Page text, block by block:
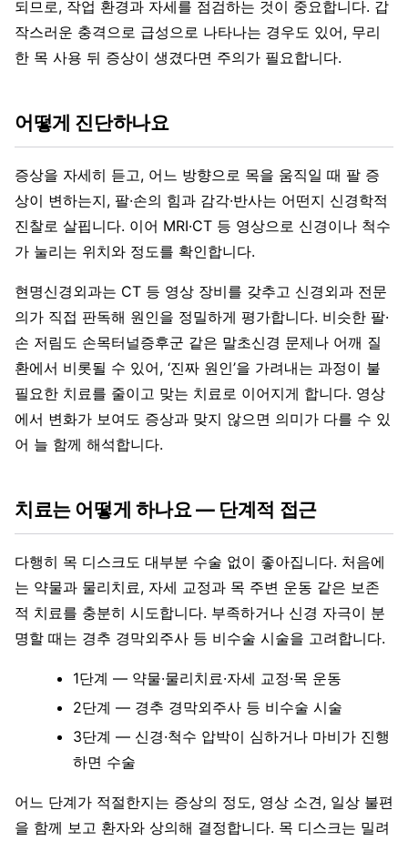
되므로, 작업 환경과 자세를 점검하는 것이 중요합니다. 갑
작스러운 충격으로 급성으로 나타나는 경우도 있어, 무리
한 목 사용 뒤 증상이 생겼다면 주의가 필요합니다.
어떻게 진단하나요
증상을 자세히 듣고, 어느 방향으로 목을 움직일 때 팔 증
상이 변하는지, 팔·손의 힘과 감각·반사는 어떤지 신경학적
진찰로 살핍니다. 이어 MRI·CT 등 영상으로 신경이나 척수
가 눌리는 위치와 정도를 확인합니다.
현명신경외과는 CT 등 영상 장비를 갖추고 신경외과 전문
의가 직접 판독해 원인을 정밀하게 평가합니다. 비슷한 팔·
손 저림도 손목터널증후군 같은 말초신경 문제나 어깨 질
환에서 비롯될 수 있어, ‘진짜 원인’을 가려내는 과정이 불
필요한 치료를 줄이고 맞는 치료로 이어지게 합니다. 영상
에서 변화가 보여도 증상과 맞지 않으면 의미가 다를 수 있
어 늘 함께 해석합니다.
치료는 어떻게 하나요 — 단계적 접근
다행히 목 디스크도 대부분 수술 없이 좋아집니다. 처음에
는 약물과 물리치료, 자세 교정과 목 주변 운동 같은 보존
적 치료를 충분히 시도합니다. 부족하거나 신경 자극이 분
명할 때는 경추 경막외주사 등 비수술 시술을 고려합니다.
1단계 — 약물·물리치료·자세 교정·목 운동
2단계 — 경추 경막외주사 등 비수술 시술
3단계 — 신경·척수 압박이 심하거나 마비가 진행
하면 수술
어느 단계가 적절한지는 증상의 정도, 영상 소견, 일상 불편
을 함께 보고 환자와 상의해 결정합니다. 목 디스크는 밀려